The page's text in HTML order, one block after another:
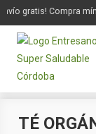
gratis! Compra
TÉ